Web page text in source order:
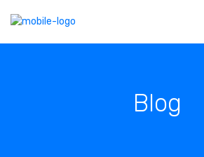
Blog